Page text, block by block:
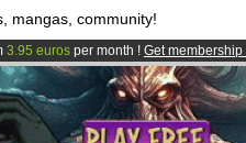
mangas, community!
3.95 euros per month ! Get membership
!.
1208 comics & mangas!.